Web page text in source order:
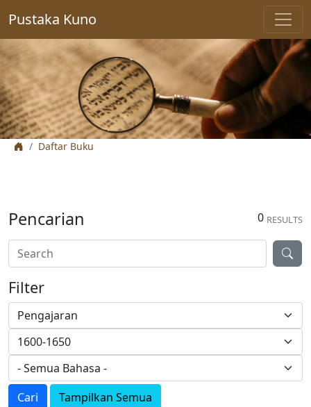
Pustaka Kuno
Daftar Buku
0 RESULTS
Pencarian
Filter
Cari Tampilkan Semua